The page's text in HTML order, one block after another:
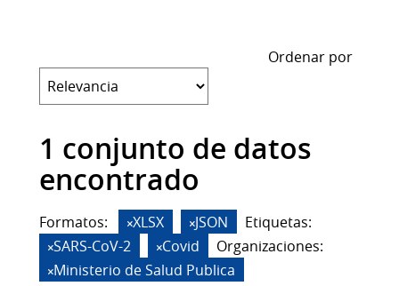
Ordenar por
1 conjunto de datos
encontrado
Formatos: XLSX JSON
Etiquetas:
SARS-CoV-2
Covid
Organizaciones:
Ministerio de Salud Publica